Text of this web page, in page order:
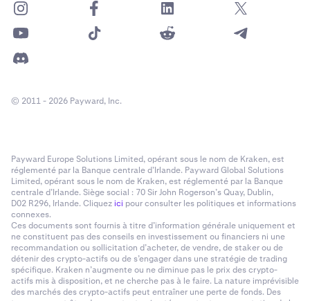
© 2011 - 2026 Payward, Inc.
Payward Europe Solutions Limited, opérant sous le nom de Kraken, est
réglementé par la Banque centrale d’Irlande. Payward Global Solutions
Limited, opérant sous le nom de Kraken, est réglementé par la Banque
centrale d’Irlande. Siège social : 70 Sir John Rogerson’s Quay, Dublin,
D02 R296, Irlande. Cliquezici pour consulter les politiques et informations
connexes.
Ces documents sont fournis à titre d’information générale uniquement et
ne constituent pas des conseils en investissement ou financiers ni une
recommandation ou sollicitation d’acheter, de vendre, de staker ou de
détenir des crypto-actifs ou de s’engager dans une stratégie de trading
spécifique. Kraken n’augmente ou ne diminue pas le prix des crypto-
actifs mis à disposition, et ne cherche pas à le faire. La nature imprévisible
des marchés des crypto-actifs peut entraîner une perte de fonds. Des